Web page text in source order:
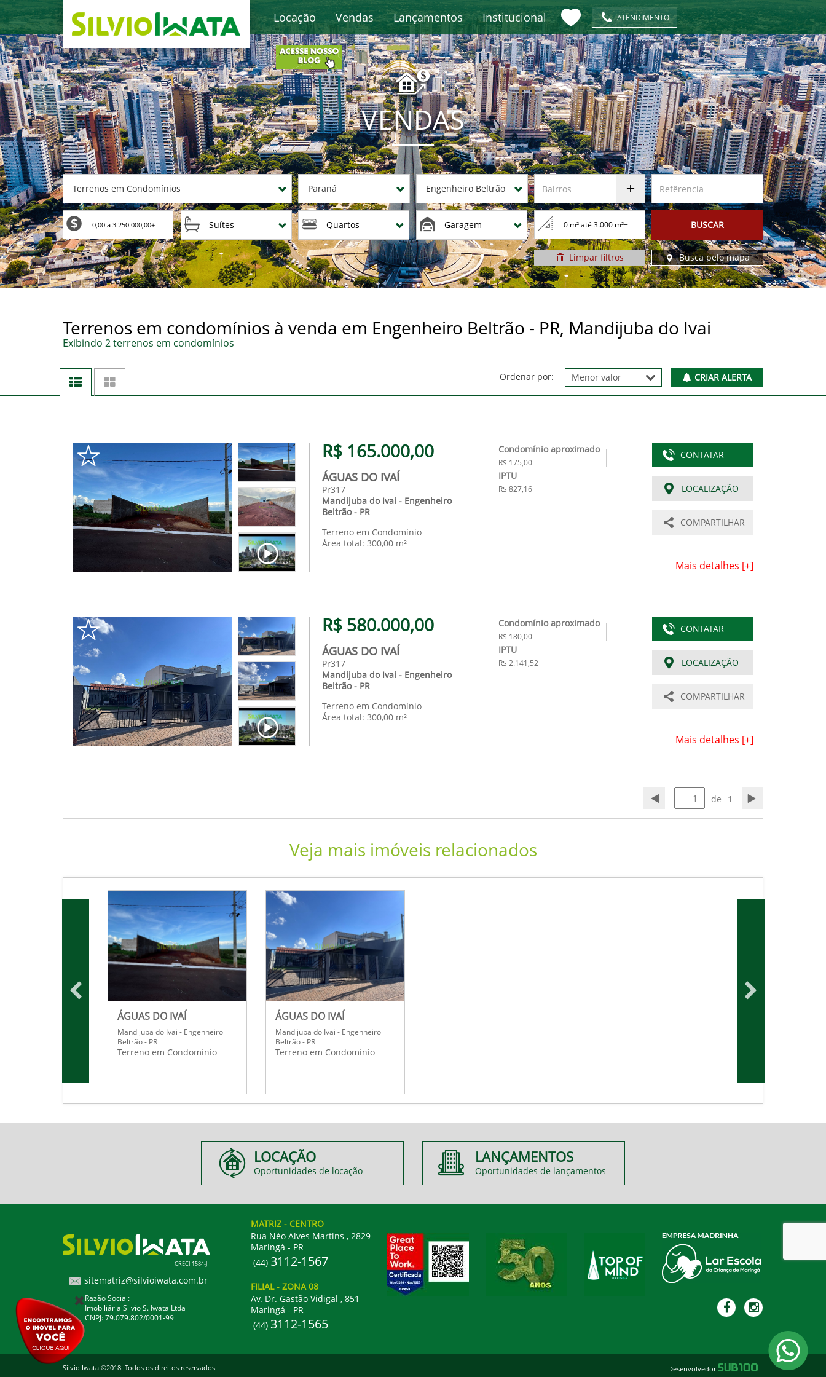
Locação Vendas Lançamentos Institucional ATENDIMENTO
VENDAS
Terrenos em Condomínios Paraná Engenheiro Beltrão
Suítes Quartos Garagem BUSCAR
Busca pelomapa
Limpar filtros
Terrenos em condomínios à venda em Engenheiro Beltrão - PR, Mandijuba do Ivai
Exibindo 2 terrenos em condomínios
CRIAR ALERTA
Ordenar por:
R$ 165.000,00
ÁGUAS DO IVAÍ
Pr317
Mandijuba do Ivai - Engenheiro
Beltrão - PR
Terreno em Condomínio
Área total: 300,00 m²
CONTATAR
LOCALIZAÇÃO
COMPARTILHAR
Mais detalhes [+]
Condomínio aproximado
R$ 175,00
IPTU
R$ 827,16
R$ 580.000,00
ÁGUAS DO IVAÍ
Pr317
Mandijuba do Ivai - Engenheiro
Beltrão - PR
Terreno em Condomínio
Área total: 300,00 m²
CONTATAR
LOCALIZAÇÃO
COMPARTILHAR
Mais detalhes [+]
Condomínio aproximado
R$ 180,00
IPTU
R$ 2.141,52
de 1
Veja mais imóveis relacionados
ÁGUAS DO IVAÍ
Mandijuba do Ivai - Engenheiro
Beltrão - PR
Terreno em Condomínio
ÁGUAS DO IVAÍ
Mandijuba do Ivai - Engenheiro
Beltrão - PR
Terreno em Condomínio
LOCAÇÃO
Oportunidades de locação
LANÇAMENTOS
Oportunidades de lançamentos
CRECI 1584-J
sitematriz@silvioiwata.com.br
Razão Social:
Imobiliária Silvio S. Iwata Ltda
CNPJ: 79.079.802/0001-99
MATRIZ - CENTRO
Rua Néo Alves Martins , 2829
Maringá - PR
(44) 3112-1567
FILIAL- ZONA 08
Av. Dr. Gastão Vidigal , 851
Maringá - PR
(44) 3112-1565
Silvio Iwata ©2018. Todos os direitos reservados. Desenvolvedor